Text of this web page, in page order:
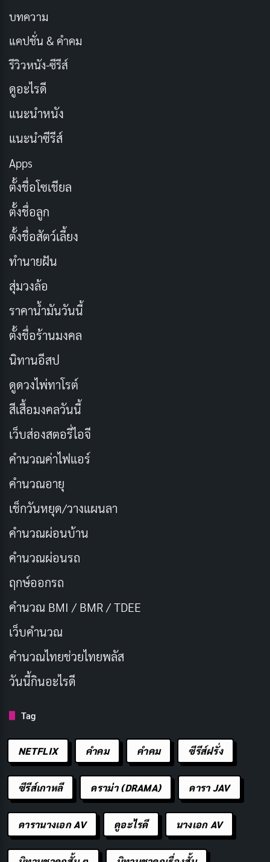
เธอเริ่มตระหนักว่าเธออาจจะรักเขา แต่ความรักนั้นมา
พร้อมความเสียใจเพราะเขาไม่อยู่แล้ว มันเป็นความรักที่ทั้ง
สวยงามและเจ็บปวดในเวลาเดียวกัน เหมือนดอกไม้ที่บาน
สำคัญมีจำกัด เราจะใช้มันต่างไปหรือไม่?
นอกจากนี้ ความสัมพันธ์ระหว่าง Fern และ Stark ก็เป็นอีก
หนึ่งสีสันของเรื่อง ทั้งคู่เหมือนคู่กัดที่คอยแกล้งกัน แต่ลึก ๆ
แล้วกลับมีความผูกพันที่เหมือนคู่รักวัยรุ่น การมาของ
นักบวชที่เข้าร่วมกลุ่มในช่วงสั้น ๆ ยังช่วยเพิ่มมิติให้กับความ
สัมพันธ์ของทั้งคู่และตัว Frieren เอง การเล่าเรื่องที่เน้นไปที่
ความสัมพันธ์และการเติบโตของตัวละครทำให้
เรื่องนี้แตกต่างจาก
การนั่งดูเพื่อนเล่าถึงชีวิตของเขา แต่ทุกคำพูดกลับทำให้เรา
คิดถึงตัวเอง
ถึงแม้ว่าดราม่าจะเป็นหัวใจของ
Journey’s End
ช่วงแรก การต่อสู้ถูกนำเสนอในแบบที่ไม่เน้นความเป็น
มากนัก แต่เมื่อถึงช่วงท้ายของซีซัน 28 ตอน เรื่อง
ราวเข้าสู่โหมดการสอบเพื่อเป็นนักเวทชั้นหนึ่ง ซึ่งเต็มไป
ด้วยแอคชันที่ทั้งเข้มข้นและเต็มไปด้วยดราม่า การแข่งขันนี้
ไม่เพียงแต่ทดสอบความสามารถของ Frieren และ Fern แต่
ใหม่ ๆ ที่เข้ามาในเรื่อง
งานภาพของ Madhouseในส่วนของแอคชันนั้นทำได้ยอด
เต้นและสีสัน การออกแบบตัวละครโดย
วัยชราหรือตัวละครใหม่ที่หลากหลาย ทุกตัวละครมีเสน่ห์
และเอกลักษณ์เฉพาะตัว งานภาพในฉากต่อสู้สุดท้ายนั้น
เหมือนการจุดพลุที่สวยงาม มันทั้งอลังการและเต็มไปด้วย
อารมณ์
Frieren: Beyond Journey’s Endไม่ใช่แค่อนิเมะ
แฟนตาซีธรรมดา แต่เป็นเรื่องราวที่พูดถึงความหมายของ
ชีวิต ความสัมพันธ์ และการเติบโตผ่านมุมมองของเอลฟ์ที่
บทความ
แคปชั่น & คำคม
รีวิวหนัง-ซีรีส์
ดูอะไรดี
แนะนำหนัง
แนะนำซีรีส์
Apps
ตั้งชื่อโซเชียล
ตั้งชื่อลูก
ตั้งชื่อสัตว์เลี้ยง
ทำนายฝัน
สุ่มวงล้อ
ราคาน้ำมันวันนี้
ตั้งชื่อร้านมงคล
นิทานอีสป
ดูดวงไพ่ทาโรต์
สีเสื้อมงคลวันนี้
เว็บส่องสตอรี่ไอจี
คำนวณค่าไฟแอร์
คำนวณอายุ
เช็กวันหยุด/วางแผนลา
คำนวณผ่อนบ้าน
คำนวณผ่อนรถ
ฤกษ์ออกรถ
คำนวณ BMI / BMR / TDEE
เว็บคํานวณ
คํานวณไทยช่วยไทยพลัส
วันนี้กินอะไรดี
Tag
NETFLIX คำคม คําคม ซีรีส์ฝรั่ง
ซีรีส์เกาหลี ดราม่า (DRAMA) ดารา JAV
ดารานางเอก AV ดูอะไรดี นางเอก AV